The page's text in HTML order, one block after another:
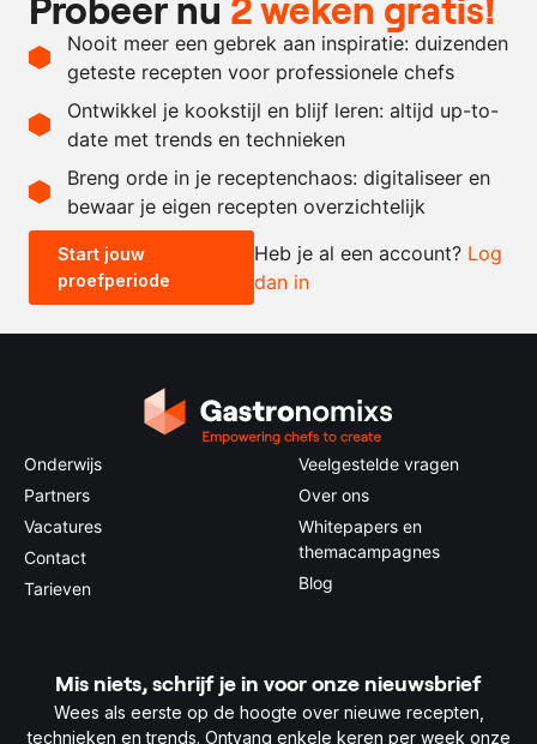
stuks
laurier
2
gram
zwarte peperkorrels
Recept omrekenen
- +
0.5x 1x 2x
Nooit meer een gebrek aan inspiratie: duizenden
geteste recepten voor professionele chefs
Ontwikkel je kookstijl en blijf leren: altijd up-to-
date met trends en technieken
Breng orde in je receptenchaos: digitaliseer en
bewaar je eigen recepten overzichtelijk
Start jouw
proefperiode
Heb je al een account? Log
dan in
Onderwijs
Partners
Vacatures
Contact
Tarieven
Veelgestelde vragen
Over ons
Whitepapers en
themacampagnes
Blog
Mis niets, schrijf je in voor onze nieuwsbrief
Wees als eerste op de hoogte over nieuwe recepten,
technieken en trends. Ontvang enkele keren per week onze